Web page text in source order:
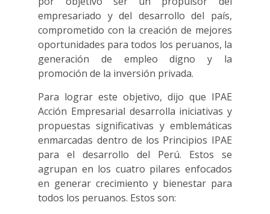
empresariado y del desarrollo del país,
comprometido con la creación de mejores
oportunidades para todos los peruanos, la
generación de empleo digno y la
promoción de la inversión privada.
Para lograr este objetivo, dijo que IPAE
Acción Empresarial desarrolla iniciativas y
propuestas significativas y emblemáticas
enmarcadas dentro de los Principios IPAE
para el desarrollo del Perú. Estos se
agrupan en los cuatro pilares enfocados
en generar crecimiento y bienestar para
todos los peruanos. Estos son: